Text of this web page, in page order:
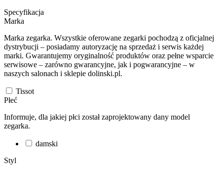
Specyfikacja
Marka
Marka zegarka. Wszystkie oferowane zegarki pochodzą z oficjalnej
dystrybucji – posiadamy autoryzację na sprzedaż i serwis każdej
marki. Gwarantujemy oryginalność produktów oraz pełne wsparcie
serwisowe – zarówno gwarancyjne, jak i pogwarancyjne – w
naszych salonach i sklepie dolinski.pl.
Tissot
Płeć
Informuje, dla jakiej płci został zaprojektowany dany model
zegarka.
damski
Styl